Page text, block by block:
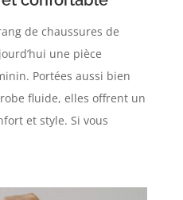
de chaussures de
une pièce
Portées aussi bien
fluide, elles offrent un
et style. Si vous